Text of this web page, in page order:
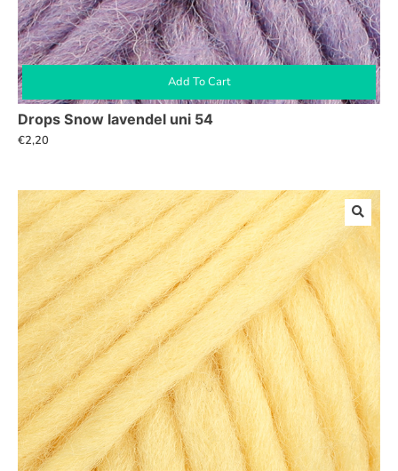
Add To Cart
Drops Snow lavendel uni 54
€2,20